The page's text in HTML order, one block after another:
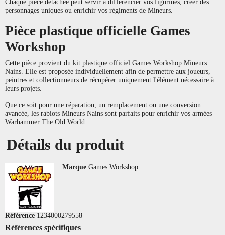
personnages uniques ou enrichir vos régiments de Mineurs.
Pièce plastique officielle Games
Workshop
Cette pièce provient du kit plastique officiel Games Workshop Mineurs
Nains. Elle est proposée individuellement afin de permettre aux joueurs,
peintres et collectionneurs de récupérer uniquement l'élément nécessaire à
leurs projets.
Que ce soit pour une réparation, un remplacement ou une conversion
avancée, les rabiots Mineurs Nains sont parfaits pour enrichir vos armées
Warhammer The Old World.
Détails du produit
Marque Games Workshop
Référence 1234000279558
Références spécifiques